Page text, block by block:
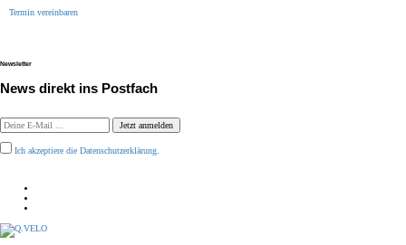
Termin vereinbaren
Newsletter
News direkt ins Postfach
Jetzt anmelden
Ich akzeptiere die Datenschutzerklärung.